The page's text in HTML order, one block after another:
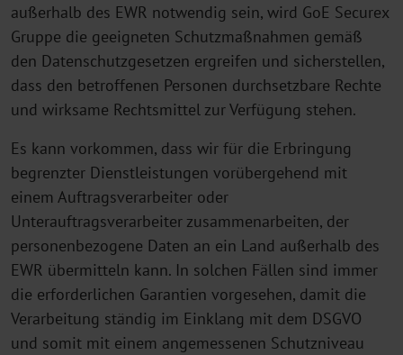
außerhalb des EWR notwendig sein, wird GoE Securex
Gruppe die geeigneten Schutzmaßnahmen gemäß
den Datenschutzgesetzen ergreifen und sicherstellen,
dass den betroffenen Personen durchsetzbare Rechte
und wirksame Rechtsmittel zur Verfügung stehen.
Es kann vorkommen, dass wir für die Erbringung
begrenzter Dienstleistungen vorübergehend mit
einem Auftragsverarbeiter oder
Unterauftragsverarbeiter zusammenarbeiten, der
personenbezogene Daten an ein Land außerhalb des
EWR übermitteln kann. In solchen Fällen sind immer
die erforderlichen Garantien vorgesehen, damit die
Verarbeitung ständig im Einklang mit dem DSGVO
und somit mit einem angemessenen Schutzniveau